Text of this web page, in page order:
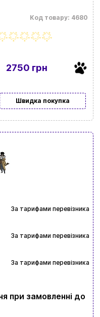
Код товару: 4680
2750 грн
Швидка покупка
За тарифами перевізника
За тарифами перевізника
За тарифами перевізника
при замовленні до